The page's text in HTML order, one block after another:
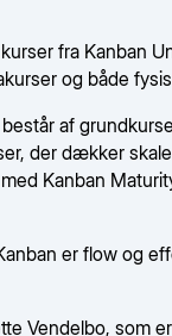
fra Kanban
og både
af
der dækker
Kanban
er flow og
Vendelbo, som